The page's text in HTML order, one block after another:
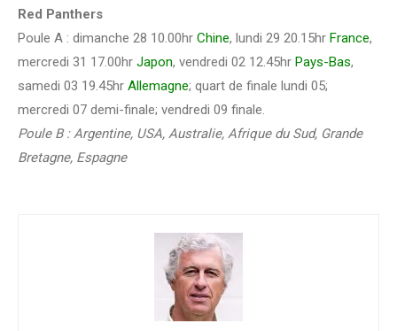
Red Panthers
Poule A : dimanche 28 10.00hr Chine, lundi 29 20.15hr France,
mercredi 31 17.00hr Japon, vendredi 02 12.45hr Pays-Bas,
samedi 03 19.45hr Allemagne; quart de finale lundi 05;
mercredi 07 demi-finale; vendredi 09 finale.
Poule B : Argentine, USA, Australie, Afrique du Sud, Grande
Bretagne, Espagne